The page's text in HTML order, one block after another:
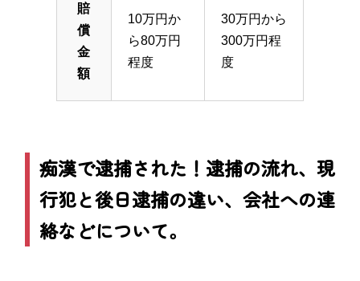
賠
償
金
額
10万円か
ら80万円
程度
30万円から
300万円程
度
痴漢で逮捕された！逮捕の流れ、現
行犯と後日逮捕の違い、会社への連
絡などについて。